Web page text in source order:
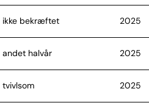
ikke bekræftet 2025
andet halvår 2025
tvivlsom 2025